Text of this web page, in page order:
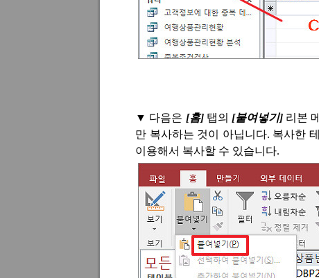
▼ 다음은 [홈] 탭의 [붙여넣기] 리본
만 복사하는 것이 아닙니다. 복사한
이용해서 복사할 수 있습니다.